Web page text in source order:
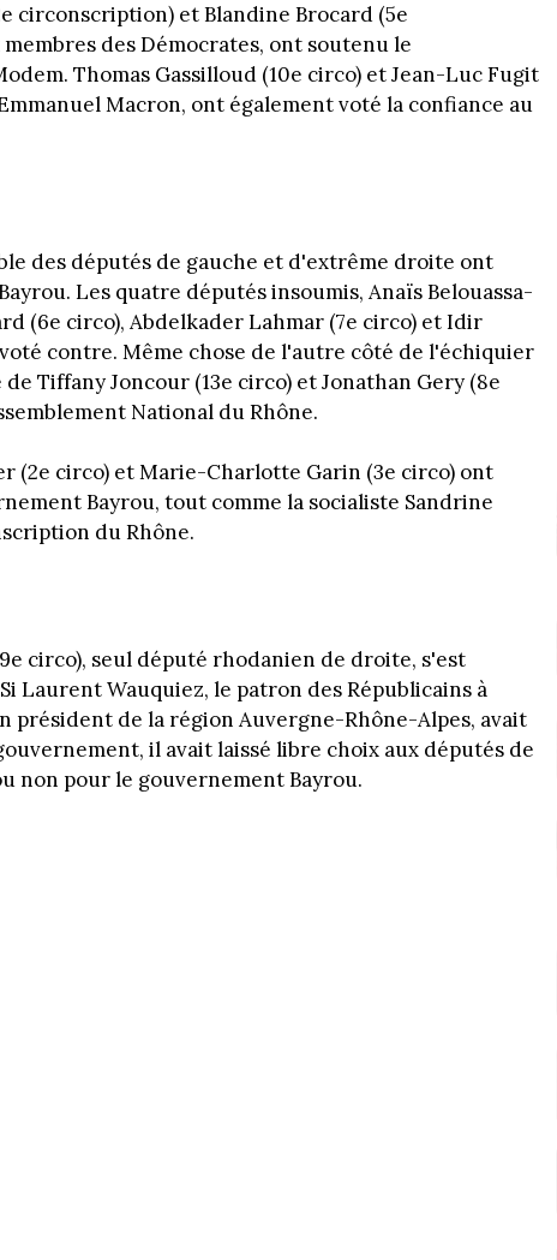
circonscription) et Blandine Brocard (5e
des Démocrates, ont soutenu le
Thomas Gassilloud (10e circo) et Jean-Luc Fugit
Macron, ont également voté la confiance au
des députés de gauche et d'extrême droite ont
Les quatre députés insoumis, Anaïs Belouassa-
(6e circo), Abdelkader Lahmar (7e circo) et Idir
contre. Même chose de l'autre côté de l'échiquier
Tiffany Joncour (13e circo) et Jonathan Gery (8e
National du Rhône.
(2e circo) et Marie-Charlotte Garin (3e circo) ont
Bayrou, tout comme la socialiste Sandrine
du Rhône.
circo), seul député rhodanien de droite, s'est
Laurent Wauquiez, le patron des Républicains à
président de la région Auvergne-Rhône-Alpes, avait
il avait laissé libre choix aux députés de
non pour le gouvernement Bayrou.